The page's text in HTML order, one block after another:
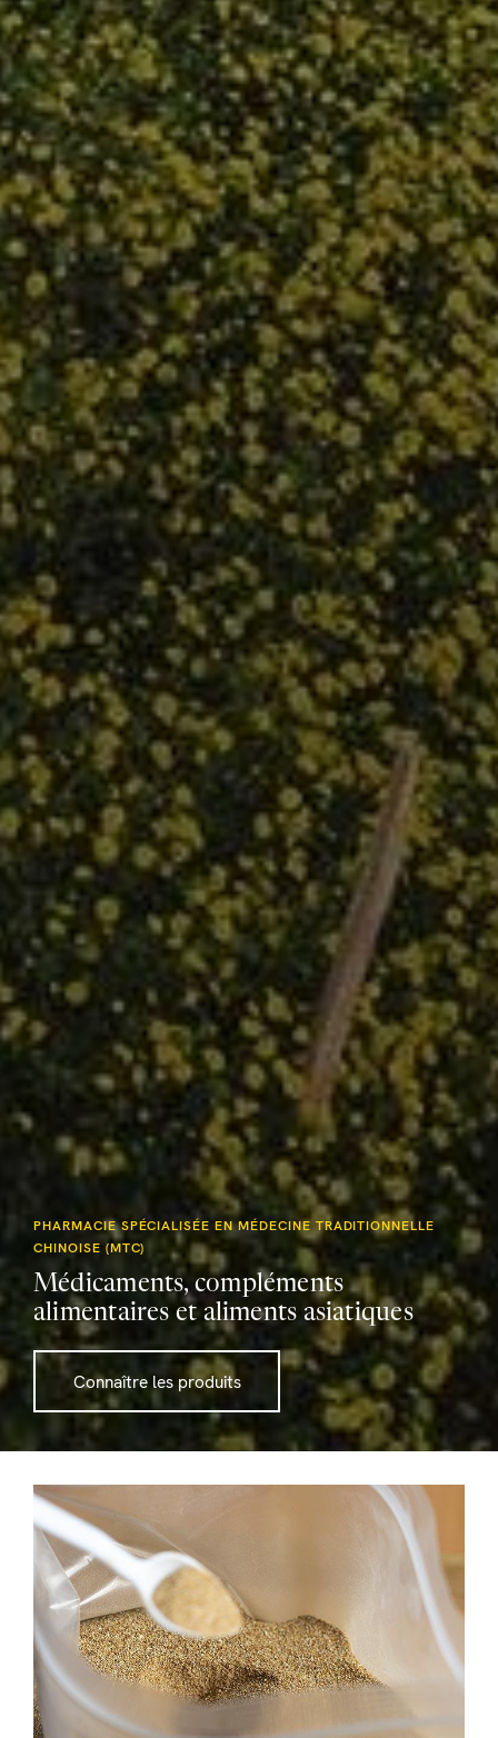
PHARMACIE SPÉCIALISÉE EN MÉDECINE TRADITIONNELLE
CHINOISE (MTC)
Médicaments, compléments
alimentaires et aliments asiatiques
Connaître les produits